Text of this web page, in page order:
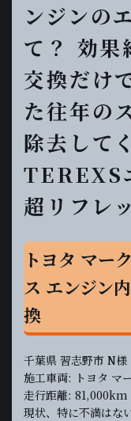
ンジンの
て？ 効果
交換だけ
た往年の
除去して
TEREXS
超リフレ
トヨタ マー
ス エンジン
換
千葉県 習志野市 N様
施工車両: トヨタ マ
走行距離: 81,000km
現状、特に不満はな